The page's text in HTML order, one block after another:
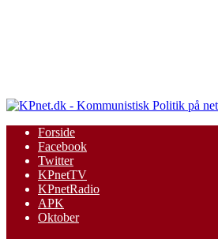
Forside
Facebook
Twitter
KPnetTV
KPnetRadio
APK
Oktober